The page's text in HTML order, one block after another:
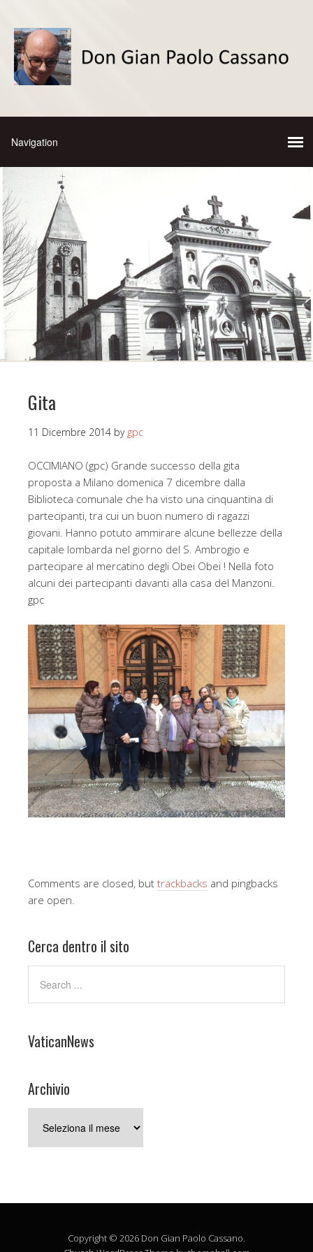
Gita
11 Dicembre 2014 by gpc
OCCIMIANO (gpc) Grande successo della gita
proposta a Milano domenica 7 dicembre dalla
Biblioteca comunale che ha visto una cinquantina di
partecipanti, tra cui un buon numero di ragazzi
giovani. Hanno potuto ammirare alcune bellezze della
capitale lombarda nel giorno del S. Ambrogio e
partecipare al mercatino degli Obei Obei ! Nella foto
alcuni dei partecipanti davanti alla casa del Manzoni.
gpc
Comments are closed, but trackbacks and pingbacks
are open.
Cerca dentro il sito
VaticanNews
Archivio
Copyright © 2026 Don Gian Paolo Cassano.